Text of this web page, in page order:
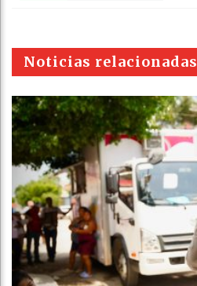
pt
Noticias relacionadas